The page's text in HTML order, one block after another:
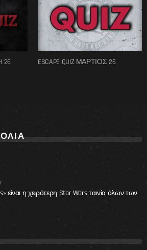
26 ESCAPE QUIZ ΜΑΡΤΙΟΣ 26
είναι η χειρότερη Star Wars ταινία όλων των